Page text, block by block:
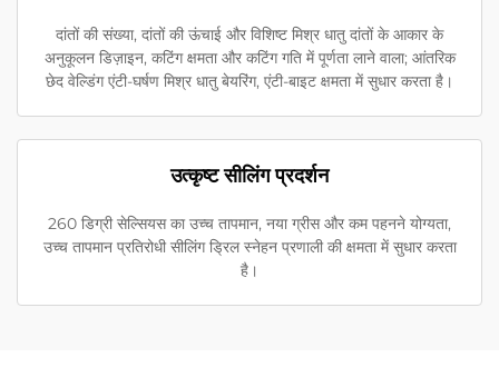
दांतों की संख्या, दांतों की ऊंचाई और विशिष्ट मिश्र धातु दांतों के आकार के
अनुकूलन डिज़ाइन, कटिंग क्षमता और कटिंग गति में पूर्णता लाने वाला; आंतरिक
छेद वेल्डिंग एंटी-घर्षण मिश्र धातु बेयरिंग, एंटी-बाइट क्षमता में सुधार करता है।
उत्कृष्ट सीलिंग प्रदर्शन
260 डिग्री सेल्सियस का उच्च तापमान, नया ग्रीस और कम पहनने योग्यता,
उच्च तापमान प्रतिरोधी सीलिंग ड्रिल स्नेहन प्रणाली की क्षमता में सुधार करता
है।